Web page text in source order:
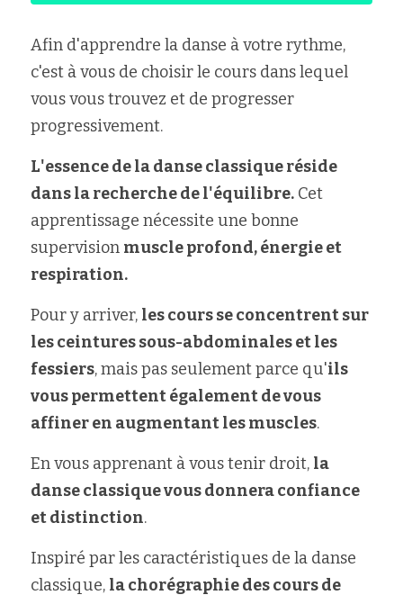
Afin d'apprendre la danse à votre rythme,
c'est à vous de choisir le cours dans lequel
vous vous trouvez et de progresser
progressivement.
L'essence de la danse classique réside
dans la recherche de l'équilibre. Cet
apprentissage nécessite une bonne
supervision muscle profond, énergie et
respiration.
Pour y arriver, les cours se concentrent sur
les ceintures sous-abdominales et les
fessiers, mais pas seulement parce qu'ils
vous permettent également de vous
affiner en augmentant les muscles.
En vous apprenant à vous tenir droit, la
danse classique vous donnera confiance
et distinction.
Inspiré par les caractéristiques de la danse
classique, la chorégraphie des cours de